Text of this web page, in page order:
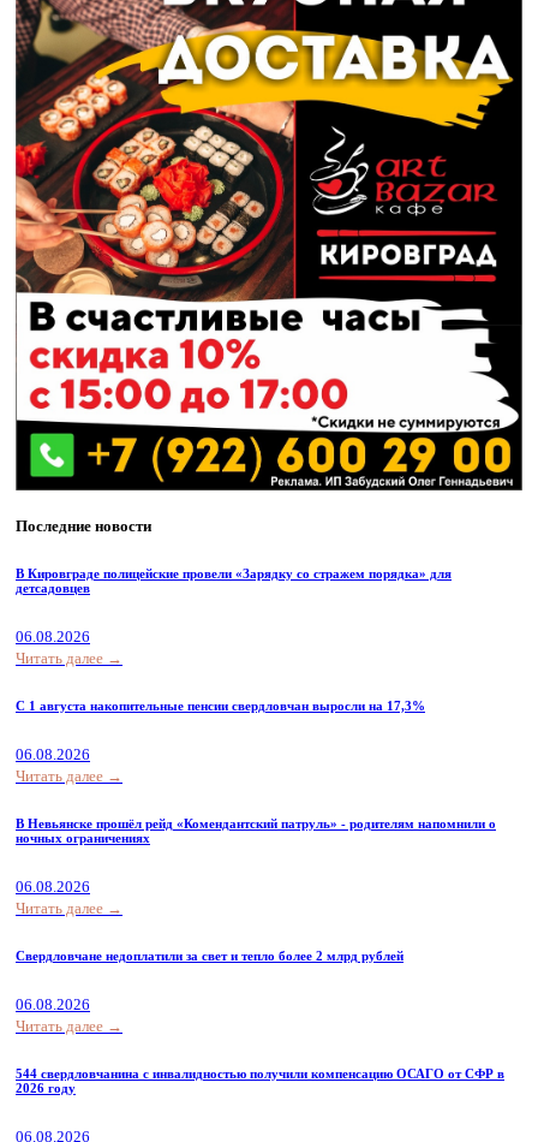
Последние новости
В Кировграде полицейские провели «Зарядку со стражем порядка» для
детсадовцев
06.08.2026
Читать далее →
С 1 августа накопительные пенсии свердловчан выросли на 17,3%
06.08.2026
Читать далее →
В Невьянске прошёл рейд «Комендантский патруль» - родителям напомнили о
ночных ограничениях
06.08.2026
Читать далее →
Свердловчане недоплатили за свет и тепло более 2 млрд рублей
06.08.2026
Читать далее →
544 свердловчанина с инвалидностью получили компенсацию ОСАГО от СФР в
2026 году
06.08.2026